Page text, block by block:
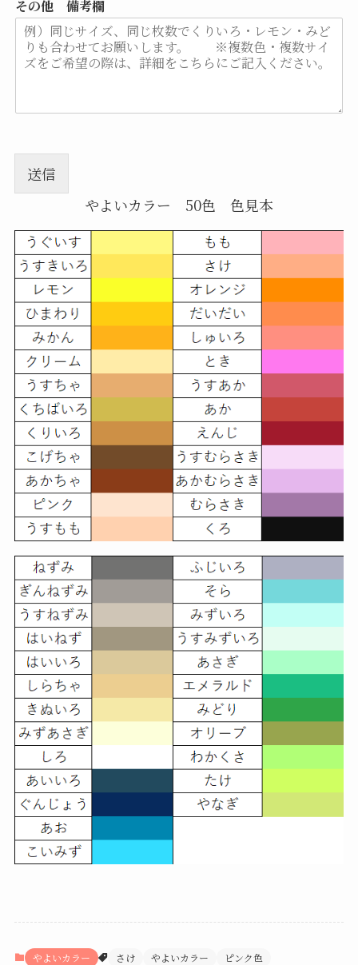
その他 備考欄
送信
やよいカラー 50色 色見本
やよいカラー さけ やよいカラー ピンク色